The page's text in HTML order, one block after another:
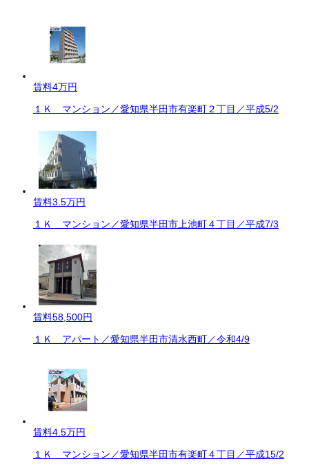
賃料4万円
１Ｋ マンション／愛知県半田市有楽町２丁目／平成5/2
賃料3.5万円
１Ｋ マンション／愛知県半田市上池町４丁目／平成7/3
賃料58,500円
１Ｋ アパート／愛知県半田市清水西町／令和4/9
賃料4.5万円
１Ｋ マンション／愛知県半田市有楽町４丁目／平成15/2